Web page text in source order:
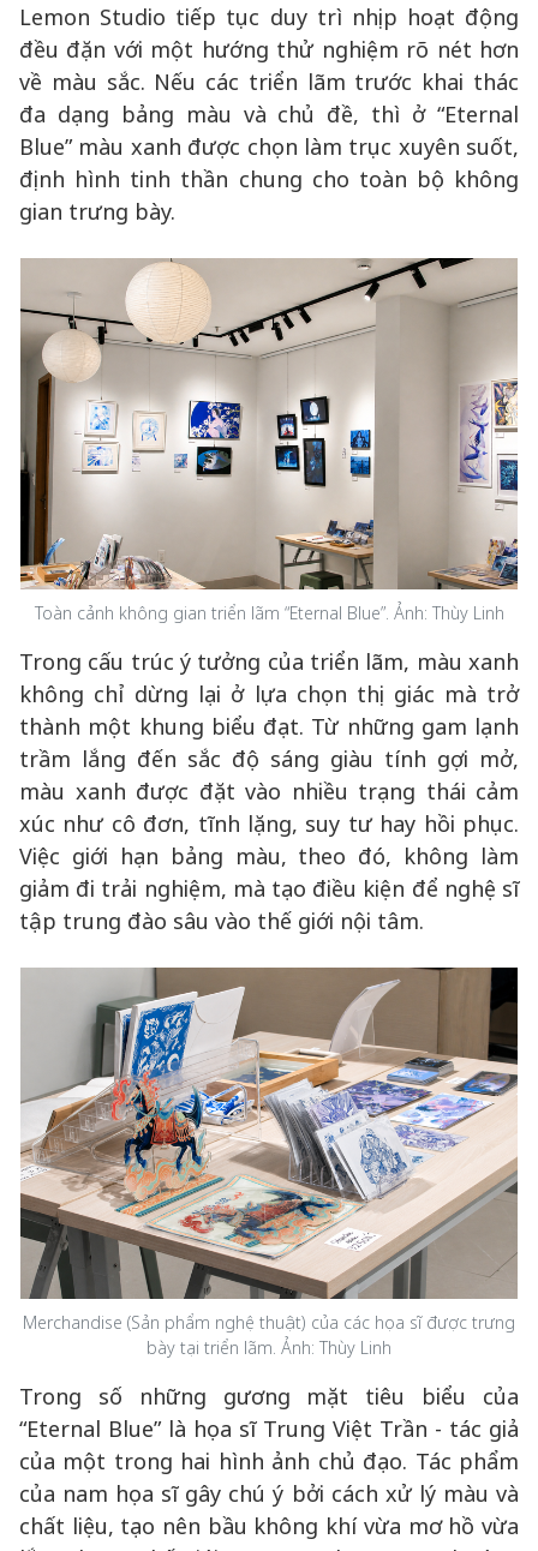
Lemon Studio tiếp tục duy trì nhịp hoạt động
đều đặn với một hướng thử nghiệm rõ nét hơn
về màu sắc. Nếu các triển lãm trước khai thác
đa dạng bảng màu và chủ đề, thì ở “Eternal
Blue” màu xanh được chọn làm trục xuyên suốt,
định hình tinh thần chung cho toàn bộ không
gian trưng bày.
Toàn cảnh không gian triển lãm “Eternal Blue”. Ảnh: Thùy Linh
Trong cấu trúc ý tưởng của triển lãm, màu xanh
không chỉ dừng lại ở lựa chọn thị giác mà trở
thành một khung biểu đạt. Từ những gam lạnh
trầm lắng đến sắc độ sáng giàu tính gợi mở,
màu xanh được đặt vào nhiều trạng thái cảm
xúc như cô đơn, tĩnh lặng, suy tư hay hồi phục.
Việc giới hạn bảng màu, theo đó, không làm
giảm đi trải nghiệm, mà tạo điều kiện để nghệ sĩ
tập trung đào sâu vào thế giới nội tâm.
Merchandise (Sản phẩm nghệ thuật) của các họa sĩ được trưng
bày tại triển lãm. Ảnh: Thùy Linh
Trong số những gương mặt tiêu biểu của
“Eternal Blue” là họa sĩ Trung Việt Trần - tác giả
của một trong hai hình ảnh chủ đạo. Tác phẩm
của nam họa sĩ gây chú ý bởi cách xử lý màu và
chất liệu, tạo nên bầu không khí vừa mơ hồ vừa